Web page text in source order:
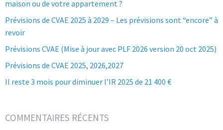
maison ou de votre appartement ?
Prévisions de CVAE 2025 à 2029 – Les prévisions sont “encore” à
revoir
Prévisions CVAE (Mise à jour avec PLF 2026 version 20 oct 2025)
Prévisions de CVAE 2025, 2026,2027
Il reste 3 mois pour diminuer l’IR 2025 de 21 400 €
COMMENTAIRES RÉCENTS